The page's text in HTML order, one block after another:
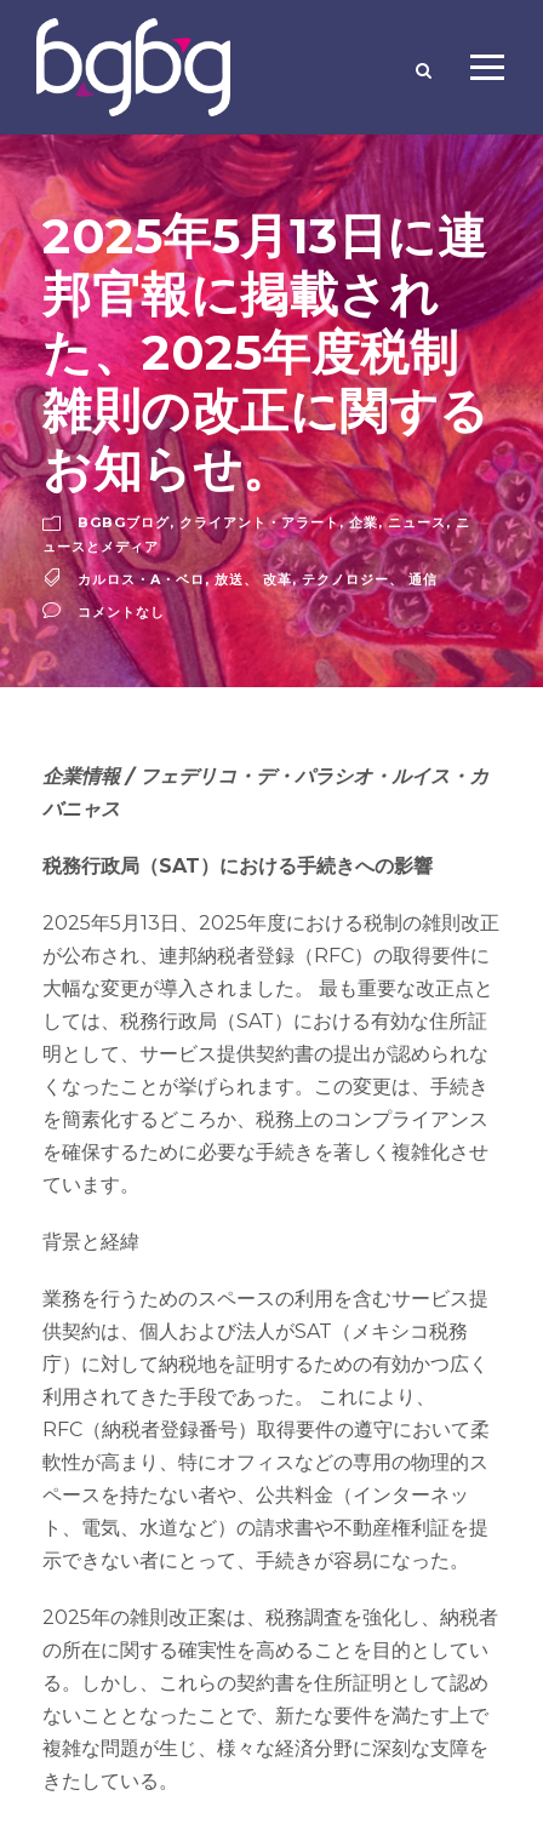
2025年5月13日に連
邦官報に掲載され
た、2025年度税制
雑則の改正に関する
お知らせ。
BGBGブログ, クライアント・アラート, 企業, ニュース, ニ
ュースとメディア
カルロス・A・ベロ, 放送、 改革, テクノロジー、 通信
コメントなし
企業情報 / フェデリコ・デ・パラシオ・ルイス・カ
バニャス
税務行政局（SAT）における手続きへの影響
2025年5月13日、2025年度における税制の雑則改正
が公布され、連邦納税者登録（RFC）の取得要件に
大幅な変更が導入されました。 最も重要な改正点と
しては、税務行政局（SAT）における有効な住所証
明として、サービス提供契約書の提出が認められな
くなったことが挙げられます。この変更は、手続き
を簡素化するどころか、税務上のコンプライアンス
を確保するために必要な手続きを著しく複雑化させ
ています。
背景と経緯
業務を行うためのスペースの利用を含むサービス提
供契約は、個人および法人がSAT（メキシコ税務
庁）に対して納税地を証明するための有効かつ広く
利用されてきた手段であった。 これにより、
RFC（納税者登録番号）取得要件の遵守において柔
軟性が高まり、特にオフィスなどの専用の物理的ス
ペースを持たない者や、公共料金（インターネッ
ト、電気、水道など）の請求書や不動産権利証を提
示できない者にとって、手続きが容易になった。
2025年の雑則改正案は、税務調査を強化し、納税者
の所在に関する確実性を高めることを目的としてい
る。しかし、これらの契約書を住所証明として認め
ないこととなったことで、新たな要件を満たす上で
複雑な問題が生じ、様々な経済分野に深刻な支障を
きたしている。